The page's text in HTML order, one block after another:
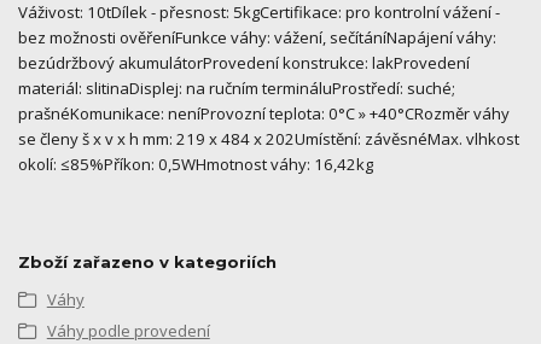
Váživost: 10tDílek - přesnost: 5kgCertifikace: pro kontrolní vážení -
bez možnosti ověřeníFunkce váhy: vážení, sečítáníNapájení váhy:
bezúdržbový akumulátorProvedení konstrukce: lakProvedení
materiál: slitinaDisplej: na ručním termináluProstředí: suché;
prašnéKomunikace: neníProvozní teplota: 0°C » +40°CRozměr váhy
se členy š x v x h mm: 219 x 484 x 202Umístění: závěsnéMax. vlhkost
okolí: ≤85%Příkon: 0,5WHmotnost váhy: 16,42kg
Zboží zařazeno v kategoriích
Váhy
Váhy podle provedení